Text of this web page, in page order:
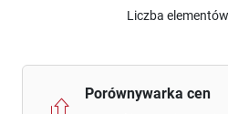
Liczba
Porównywarka cen